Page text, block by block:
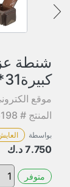
شنطة
كبيرة31*35*51-1065C
موقع الكتروني #
المنتج # 1120015198
بواسطة
7.750 د.ك
متوفر